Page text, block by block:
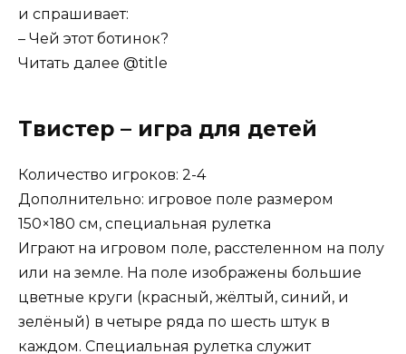
и спрашивает:
– Чей этот ботинок?
Читать далее @title
Твистер – игра для детей
Количество игроков: 2-4
Дополнительно: игровое поле размером
150×180 см, специальная рулетка
Играют на игровом поле, расстеленном на полу
или на земле. На поле изображены большие
цветные круги (красный, жёлтый, синий, и
зелёный) в четыре ряда по шесть штук в
каждом. Специальная рулетка служит